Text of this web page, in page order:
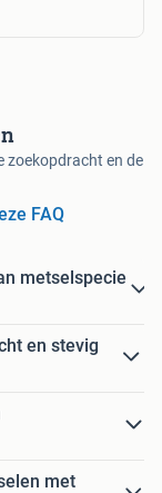
zoekopdracht en de
FAQ
metselspecie
en stevig
met